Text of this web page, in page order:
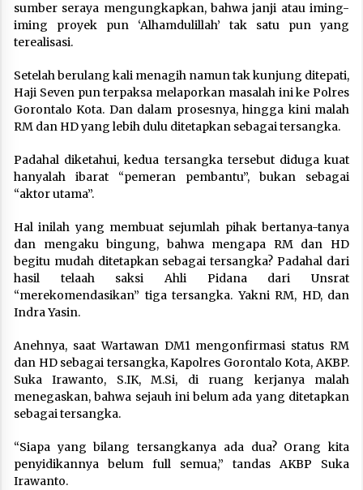
sumber seraya mengungkapkan, bahwa janji atau iming-
iming proyek pun ‘Alhamdulillah’ tak satu pun yang
terealisasi.
Setelah berulang kali menagih namun tak kunjung ditepati,
Haji Seven pun terpaksa melaporkan masalah ini ke Polres
Gorontalo Kota. Dan dalam prosesnya, hingga kini malah
RM dan HD yang lebih dulu ditetapkan sebagai tersangka.
Padahal diketahui, kedua tersangka tersebut diduga kuat
hanyalah ibarat “pemeran pembantu”, bukan sebagai
“aktor utama”.
Hal inilah yang membuat sejumlah pihak bertanya-tanya
dan mengaku bingung, bahwa mengapa RM dan HD
begitu mudah ditetapkan sebagai tersangka? Padahal dari
hasil telaah saksi Ahli Pidana dari Unsrat
“merekomendasikan” tiga tersangka. Yakni RM, HD, dan
Indra Yasin.
Anehnya, saat Wartawan DM1 mengonfirmasi status RM
dan HD sebagai tersangka, Kapolres Gorontalo Kota, AKBP.
Suka Irawanto, S.IK, M.Si, di ruang kerjanya malah
menegaskan, bahwa sejauh ini belum ada yang ditetapkan
sebagai tersangka.
“Siapa yang bilang tersangkanya ada dua? Orang kita
penyidikannya belum full semua,” tandas AKBP Suka
Irawanto.